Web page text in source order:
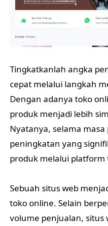
Tingkatkanlah angka
cepat melalui langkah
Dengan adanya toko
produk menjadi lebih
Nyatanya, selama
peningkatan yang
produk melalui platform
Sebuah situs web
toko online. Selain
volume penjualan, situs